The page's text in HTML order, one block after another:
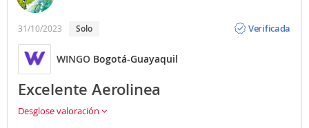
31/10/2023 Solo
Verificada
WINGO Bogotá-Guayaquil
Excelente Aerolinea
Desglose valoración